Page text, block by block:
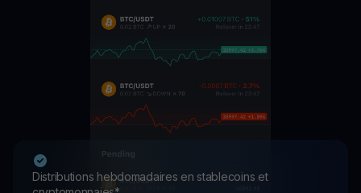
Distributions hebdomadaires en stablecoins et